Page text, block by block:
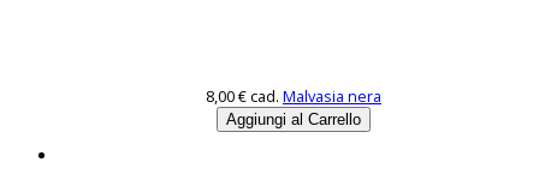
8,00 €cad. Malvasia nera